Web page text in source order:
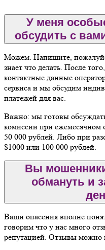
У меня
обсудить с
Можем. Напишите,
знает что делать. После
контактные данные
сервиса и мы обсудим
платежей для вас.
Важно: мы готовы
комиссии при ежемесячном
50 000 рублей. Либо при
$1000 или 100 000 рублей.
Вы
обмануть и
Ваши опасения вполне
говорим что у нас много
репутацией. Отзывы можно